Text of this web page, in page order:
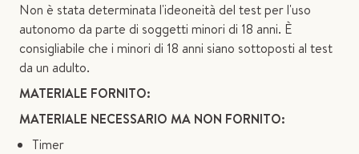
Non è stata determinata l'ideoneità del test per l'uso
autonomo da parte di soggetti minori di 18 anni. È
consigliabile che i minori di 18 anni siano sottoposti al test
da un adulto.
MATERIALE FORNITO:
MATERIALE NECESSARIO MA NON FORNITO:
Timer